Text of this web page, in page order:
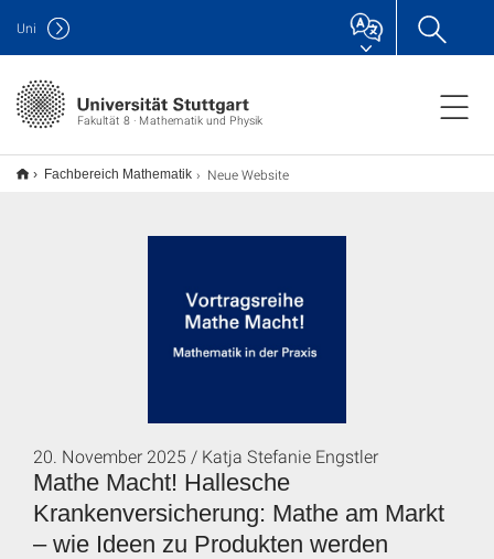
Fakultät 8 · Mathematik und Physik
Uni
Fachbereich Mathematik Neue Website
Mathe Macht! Hallesche
Krankenversicherung: Mathe am Markt
– wie Ideen zu Produkten werden
20. November 2025 / Katja Stefanie Engstler